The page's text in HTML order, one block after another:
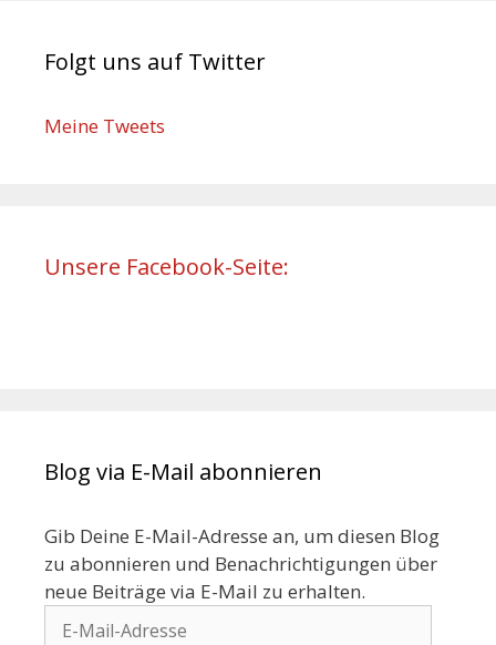
Folgt uns auf Twitter
Meine Tweets
Unsere Facebook-Seite:
Blog via E-Mail abonnieren
Gib Deine E-Mail-Adresse an, um diesen Blog
zu abonnieren und Benachrichtigungen über
neue Beiträge via E-Mail zu erhalten.